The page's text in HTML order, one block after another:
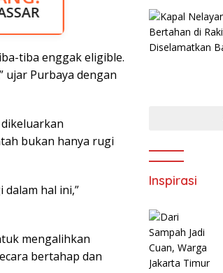
tiba enggak eligible.
ujar Purbaya dengan
bukan hanya rugi
dalam hal ini,”
mengalihkan
bertahap dan
Inspirasi